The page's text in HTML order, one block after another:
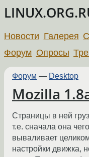
Новости Галерея
Форум Опросы
Форум — Desktop
Mozilla
Страницы в ней
т.е. сначала она
вываливает
настройки движка,